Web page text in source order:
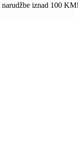
narudžbe iznad 100